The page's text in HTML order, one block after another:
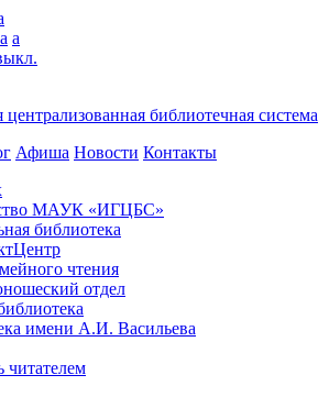
a a
библиотечная система
Афиша Новости Контакты
МАУК «ИГЦБС»
библиотека
чтения
отдел
имени А.И. Васильева
читателем